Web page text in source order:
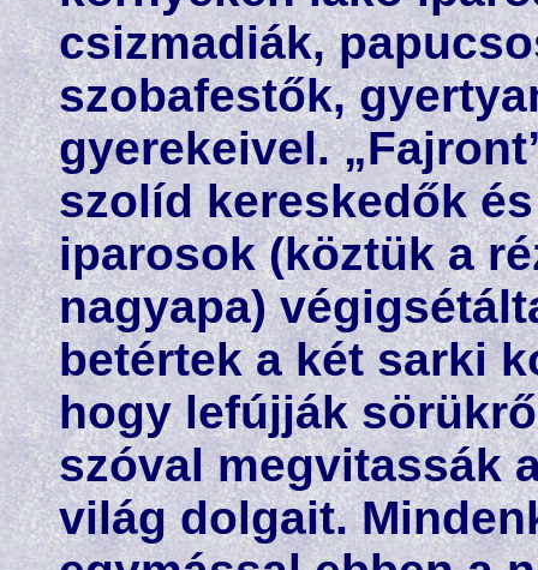
csizmadiák,
szobafestők,
gyerekeivel.
szolíd kereskedők
iparosok (köztük a
nagyapa)
betértek a két sarki
hogy lefújják
szóval megvitassák
világ dolgait.